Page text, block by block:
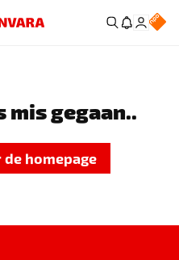
mis gegaan..
de homepage